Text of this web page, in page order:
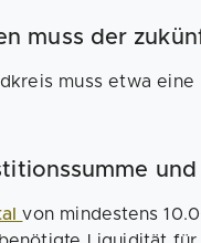
muss der
muss etwa
von mindestens